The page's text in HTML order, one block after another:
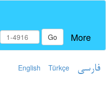
Go More
English Türkçe فارسی